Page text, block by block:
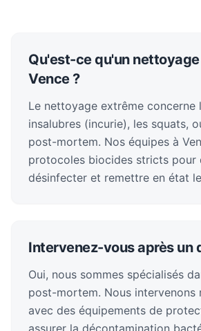
Qu'est-ce qu'un
Vence ?
Le nettoyage extrême concerne
insalubres (incurie), les squats,
post-mortem. Nos équipes à
protocoles biocides stricts pour
désinfecter et remettre en état
Intervenez-vous après un
Oui, nous sommes spécialisés
post-mortem. Nous intervenons
avec des équipements de
assurer la décontamination